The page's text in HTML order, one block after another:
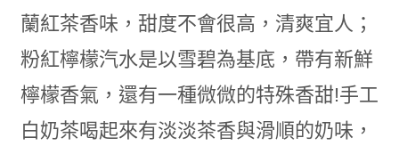
蘭紅茶香味，甜度不會很高，清爽宜人；
粉紅檸檬汽水是以雪碧為基底，帶有新鮮
檸檬香氣，還有一種微微的特殊香甜!手工
白奶茶喝起來有淡淡茶香與滑順的奶味，